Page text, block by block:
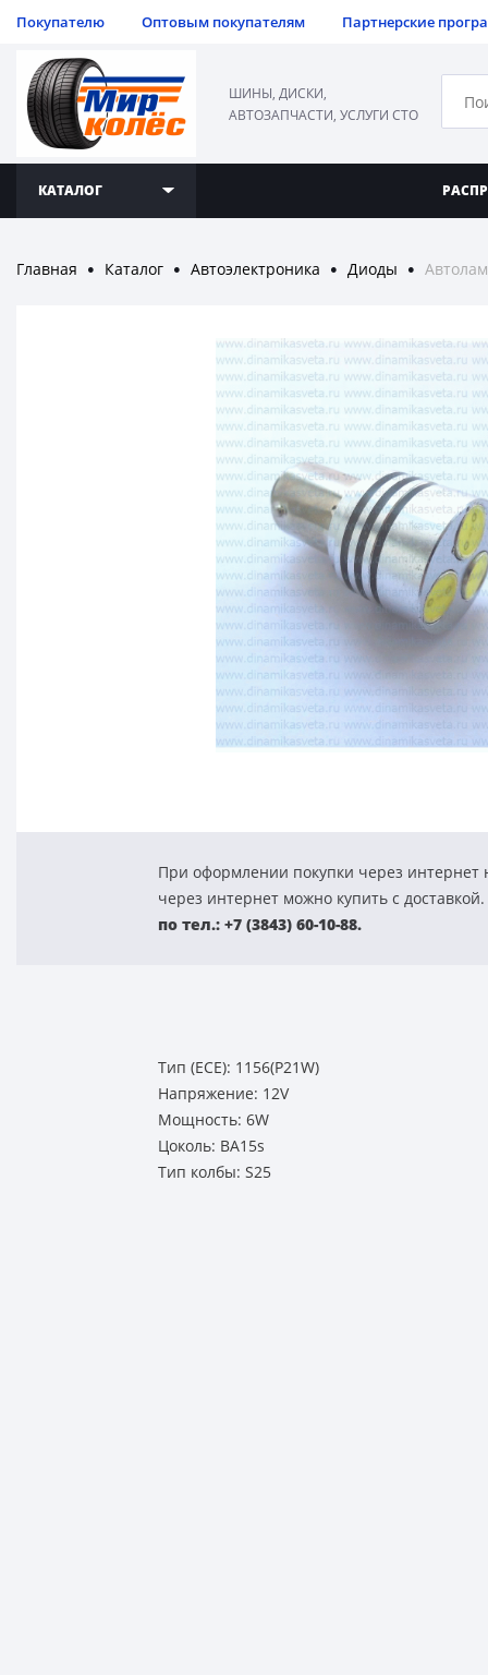
Покупателю Оптовым покупателям Партнерские
ШИНЫ, ДИСКИ,
АВТОЗАПЧАСТИ, УСЛУГИ СТО
КАТАЛОГ
Главная ● Каталог ● Автоэлектроника ● Диоды ●
При оформлении покупки через интернет
через интернет можно купить с
по тел.: +7 (3843) 60-10-88.
Тип (ECE): 1156(P21W)
Напряжение: 12V
Мощность: 6W
Цоколь: BA15s
Тип колбы: S25